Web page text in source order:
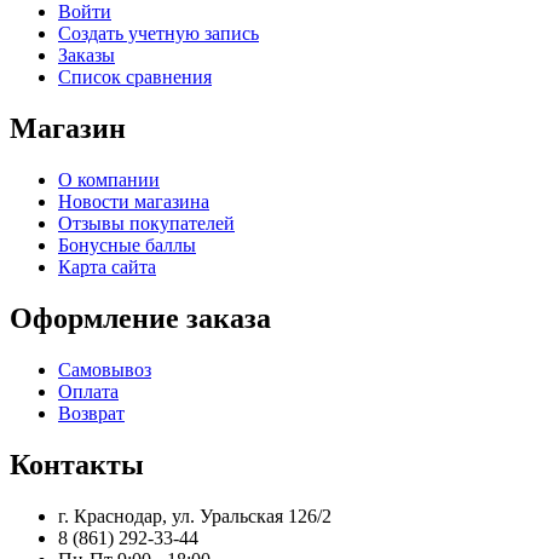
Войти
Создать учетную запись
Заказы
Список сравнения
Магазин
О компании
Новости магазина
Отзывы покупателей
Бонусные баллы
Карта сайта
Оформление заказа
Самовывоз
Оплата
Возврат
Контакты
г. Краснодар, ул. Уральская 126/2
8 (861) 292-33-44